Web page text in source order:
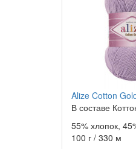
Alize Cotton
В составе
55% хлопок,
100 г / 330 м